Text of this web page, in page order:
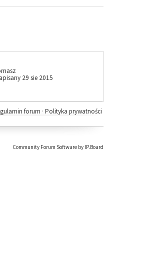
29 sie 2015
Polityka prywatności
forum ·
Community Forum Software by IP.Board